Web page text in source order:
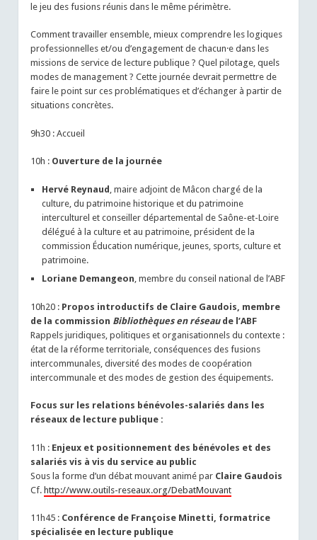
le jeu des fusions réunis dans le même périmètre.
Comment travailler ensemble, mieux comprendre les logiques
professionnelles et/ou d’engagement de chacun·e dans les
missions de service de lecture publique ? Quel pilotage, quels
modes de management ? Cette journée devrait permettre de
faire le point sur ces problématiques et d’échanger à partir de
situations concrètes.
9h30 : Accueil
10h : Ouverture de la journée
Hervé Reynaud , maire adjoint de Mâcon chargé de la
culture, du patrimoine historique et du patrimoine
interculturel et conseiller départemental de Saône-et-Loire
délégué à la culture et au patrimoine, président de la
commission Éducation numérique, jeunes, sports, culture et
patrimoine.
Loriane Demangeon, membre du conseil national de l’ABF
10h20 : Propos introductifs de Claire Gaudois, membre
de la commission Bibliothèques en réseaude l’ABF
Rappels juridiques, politiques et organisationnels du contexte :
état de la réforme territoriale, conséquences des fusions
intercommunales, diversité des modes de coopération
intercommunale et des modes de gestion des équipements.
Focus sur les relations bénévoles-salariés dans les
réseaux de lecture publique :
11h : Enjeux et positionnement des bénévoles et des
salariés vis à vis du service au public
Sous la forme d’un débat mouvant animé par Claire Gaudois
Cf.http://www.outils-reseaux.org/DebatMouvant
11h45 : Conférence de Françoise Minetti, formatrice
spécialisée en lecture publique